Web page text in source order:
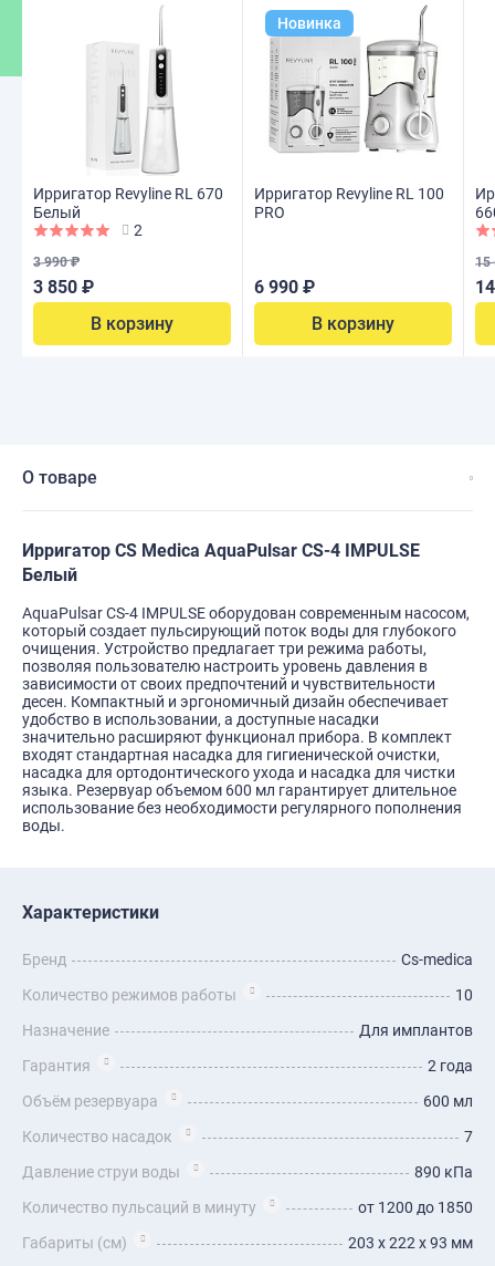
Ирригатор Revyline RL 670
Белый
2
3 990 ₽
3 850 ₽
В корзину
Новинка
Ирригатор Revyline RL 100
PRO
6 990 ₽
В корзину
15
О товаре
Ирригатор CS Medica AquaPulsar CS-4 IMPULSE
Белый
AquaPulsar CS-4 IMPULSE оборудован современным насосом,
который создает пульсирующий поток воды для глубокого
очищения. Устройство предлагает три режима работы,
позволяя пользователю настроить уровень давления в
зависимости от своих предпочтений и чувствительности
десен. Компактный и эргономичный дизайн обеспечивает
удобство в использовании, а доступные насадки
значительно расширяют функционал прибора. В комплект
входят стандартная насадка для гигиенической очистки,
насадка для ортодонтического ухода и насадка для чистки
языка. Резервуар объемом 600 мл гарантирует длительное
использование без необходимости регулярного пополнения
воды.
Характеристики
Бренд
Cs-medica
Количество режимов работы
10
Назначение
Для имплантов
Гарантия
2 года
Объём резервуара
600 мл
Количество насадок
7
Давление струи воды
890 кПа
Количество пульсаций в минуту
от 1200 до 1850
Габариты (см)
203 х 222 х 93 мм